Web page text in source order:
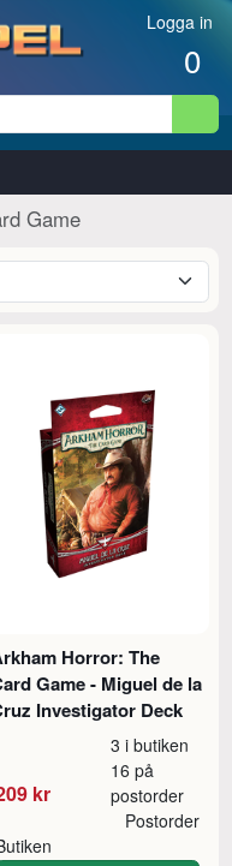
Logga in
0
Game
Horror: The
Game - Miguel de la
Investigator Deck
kr
3 i butiken
16 på
postorder
Postorder